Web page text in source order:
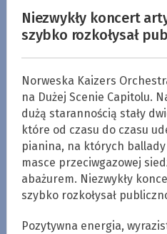
Niezwykły koncert
szybko rozkołysał
Norweska Kaizers
na Dużej Scenie Capitolu.
dużą starannością stały
które od czasu do czasu
pianina, na których ballady
masce przeciwgazowej
abażurem. Niezwykły
szybko rozkołysał
Pozytywna energia,